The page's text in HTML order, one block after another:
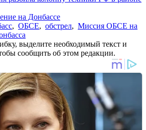
на Донбассе
, ОБСЕ, обстрел, Миссия ОБСЕ на
выделите необходимый текст и
сообщить об этом редакции.